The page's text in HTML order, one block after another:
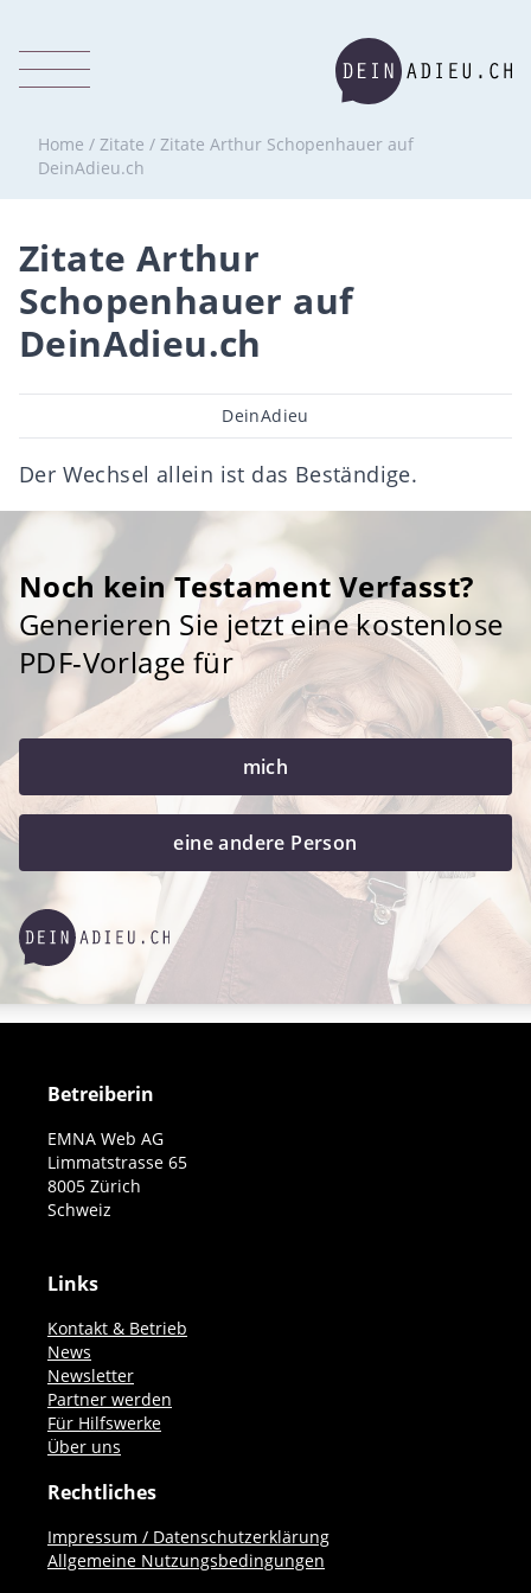
Home / Zitate / Zitate Arthur Schopenhauer auf
DeinAdieu.ch
Zitate Arthur
Schopenhauer auf
DeinAdieu.ch
Beitragsautor
DeinAdieu
Der Wechsel allein ist das Beständige.
Noch kein Testament Verfasst?
Generieren Sie jetzt eine kostenlose
PDF-Vorlage für
mich
eine andere Person
Betreiberin
EMNA Web AG
Limmatstrasse 65
8005 Zürich
Schweiz
Links
Kontakt & Betrieb
News
Newsletter
Partner werden
Für Hilfswerke
Über uns
Rechtliches
Impressum / Datenschutzerklärung
Allgemeine Nutzungsbedingungen